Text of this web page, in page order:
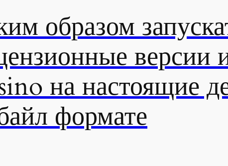
образом
версии
на настоящие
формате